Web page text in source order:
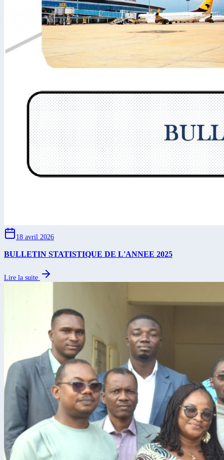
18 avril 2026
BULLETIN STATISTIQUE DE L'ANNEE 2025
Lire la suite